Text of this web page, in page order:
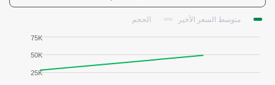
متوسط السعر الأخير الحجم
25K
50K
75K